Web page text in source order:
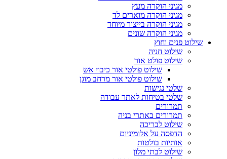
מגיני הוקרה מעץ
מגיני הוקרה מוארים לד
מגיני הוקרה בייצור מיוחד
מגיני הוקרה שונים
שילוט פנים וחוץ
שילוט חניה
שילוט פולט אור
שילוט פולטי אור כיבוי אש
שילוט פולטי אור מרחב מוגן
שלטי נגישות
שלטי בטיחות לאתר עבודה
תמרורים
תמרורים באתרי בניה
שילוט לבריכה
הדפסה על אלומיניום
אותיות בולטות
שילוט לבתי מלון